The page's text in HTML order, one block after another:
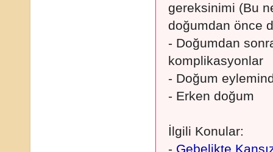
gereksinimi (Bu
doğumdan önce
- Doğumdan
komplikasyonlar
- Doğum
- Erken doğum
İlgili Konular:
- Gebelikte